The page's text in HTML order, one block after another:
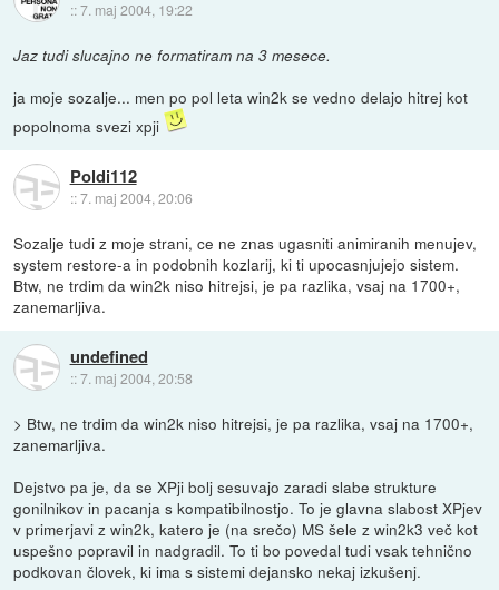
::7. maj 2004, 19:22
Jaz tudi slucajno ne formatiram na 3 mesece.
ja moje sozalje... men po pol leta win2k se vedno delajo hitrej kot
popolnoma svezi xpji
Poldi112
::7. maj 2004, 20:06
Sozalje tudi z moje strani, ce ne znas ugasniti animiranih menujev,
system restore-a in podobnih kozlarij, ki ti upocasnjujejo sistem.
Btw, ne trdim da win2k niso hitrejsi, je pa razlika, vsaj na 1700+,
zanemarljiva.
undefined
::7. maj 2004, 20:58
> Btw, ne trdim da win2k niso hitrejsi, je pa razlika, vsaj na 1700+,
zanemarljiva.
Dejstvo pa je, da se XPji bolj sesuvajo zaradi slabe strukture
gonilnikov in pacanja s kompatibilnostjo. To je glavna slabost XPjev
v primerjavi z win2k, katero je (na srečo) MS šele z win2k3 več kot
uspešno popravil in nadgradil. To ti bo povedal tudi vsak tehnično
podkovan človek, ki ima s sistemi dejansko nekaj izkušenj.